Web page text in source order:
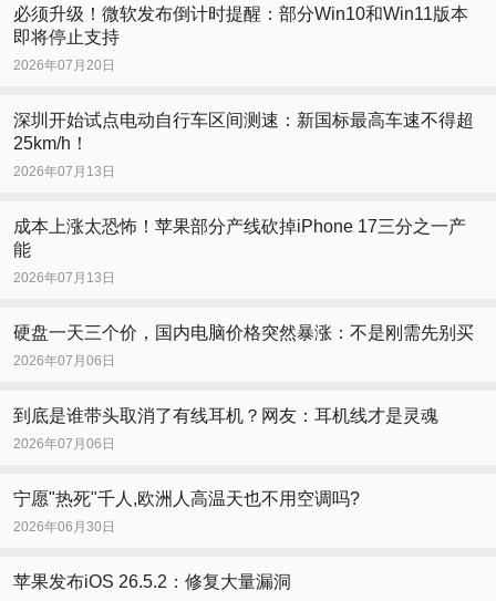
必须升级！微软发布倒计时提醒：部分Win10和Win11版本
即将停止支持
2026年07月20日
深圳开始试点电动自行车区间测速：新国标最高车速不得超
25km/h！
2026年07月13日
成本上涨太恐怖！苹果部分产线砍掉iPhone 17三分之一产
能
2026年07月13日
硬盘一天三个价，国内电脑价格突然暴涨：不是刚需先别买
2026年07月06日
到底是谁带头取消了有线耳机？网友：耳机线才是灵魂
2026年07月06日
宁愿"热死"千人,欧洲人高温天也不用空调吗?
2026年06月30日
苹果发布iOS 26.5.2：修复大量漏洞